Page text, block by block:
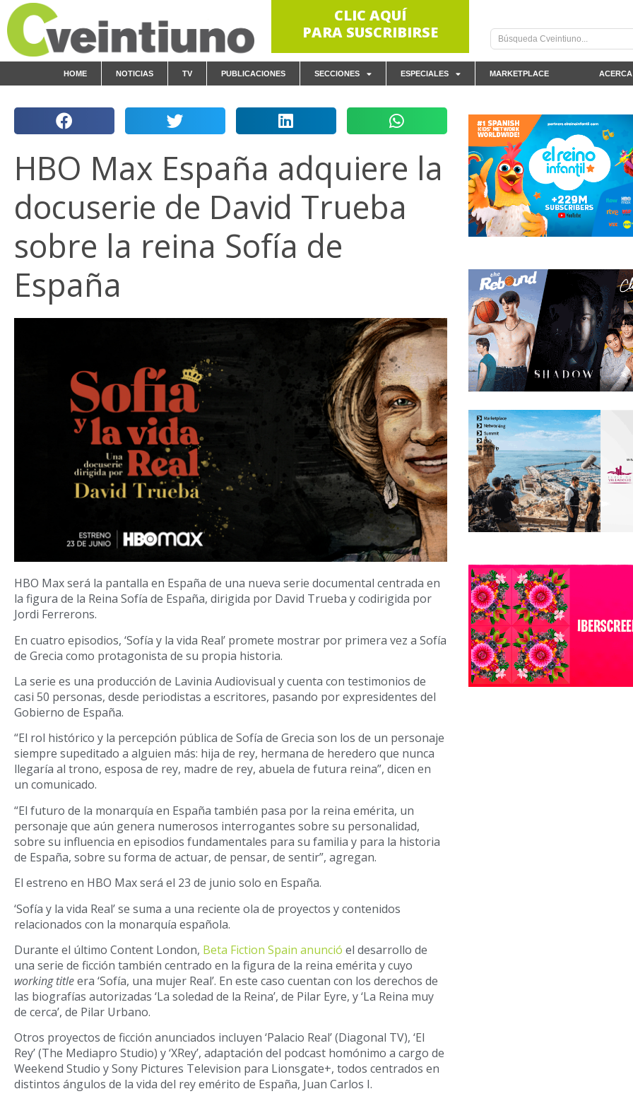
CLIC AQUÍ
PARA SUSCRIBIRSE
HOME NOTICIAS TV PUBLICACIONES SECCIONES ESPECIALES MARKETPLACE
HBO Max España adquiere la
docuserie de David Trueba
sobre la reina Sofía de
España
HBO Max será la pantalla en España de una nueva serie documental centrada en
la figura de la Reina Sofía de España, dirigida por David Trueba y codirigida por
Jordi Ferrerons.
En cuatro episodios, ‘Sofía y la vida Real’ promete mostrar por primera vez a Sofía
de Grecia como protagonista de su propia historia.
La serie es una producción de Lavinia Audiovisual y cuenta con testimonios de
casi 50 personas, desde periodistas a escritores, pasando por expresidentes del
Gobierno de España.
“El rol histórico y la percepción pública de Sofía de Grecia son los de un personaje
siempre supeditado a alguien más: hija de rey, hermana de heredero que nunca
llegaría al trono, esposa de rey, madre de rey, abuela de futura reina”, dicen en
un comunicado.
“El futuro de la monarquía en España también pasa por la reina emérita, un
personaje que aún genera numerosos interrogantes sobre su personalidad,
sobre su influencia en episodios fundamentales para su familia y para la historia
de España, sobre su forma de actuar, de pensar, de sentir”, agregan.
El estreno en HBO Max será el 23 de junio solo en España.
‘Sofía y la vida Real’ se suma a una reciente ola de proyectos y contenidos
relacionados con la monarquía española.
Durante el último Content London, Beta Fiction Spain anunció el desarrollo de
una serie de ficción también centrado en la figura de la reina emérita y cuyo
working titleera ‘Sofía, una mujer Real’. En este caso cuentan con los derechos de
las biografías autorizadas ‘La soledad de la Reina’, de Pilar Eyre, y ‘La Reina muy
de cerca’, de Pilar Urbano.
Otros proyectos de ficción anunciados incluyen ‘Palacio Real’ (Diagonal TV), ‘El
Rey’ (The Mediapro Studio) y ‘XRey’, adaptación del podcast homónimo a cargo de
Weekend Studio y Sony Pictures Television para Lionsgate+, todos centrados en
distintos ángulos de la vida del rey emérito de España, Juan Carlos I.